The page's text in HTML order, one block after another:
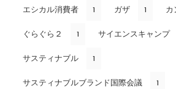
エシカル消費者 1 ガザ 1 カ
ぐらぐら２ 1 サイエンスキャンプ
サスティナブル 1
サスティナブルブランド国際会議 1